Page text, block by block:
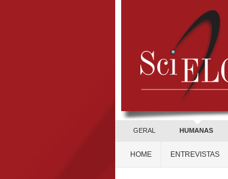
GERAL HUMANAS
HOME ENTREVISTAS